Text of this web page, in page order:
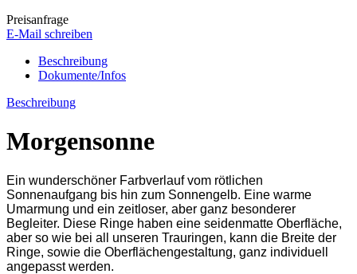
Preisanfrage
E-Mail schreiben
Beschreibung
Dokumente/Infos
Beschreibung
Morgensonne
Ein wunderschöner Farbverlauf vom rötlichen
Sonnenaufgang bis hin zum Sonnengelb. Eine warme
Umarmung und ein zeitloser, aber ganz besonderer
Begleiter. Diese Ringe haben eine seidenmatte Oberfläche,
aber so wie bei all unseren Trauringen, kann die Breite der
Ringe, sowie die Oberflächengestaltung, ganz individuell
angepasst werden.